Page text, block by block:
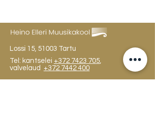
Lossi 15, 51003 Tartu
Tel: kantselei +372 7423 705,
valvelaud +372 7442 400